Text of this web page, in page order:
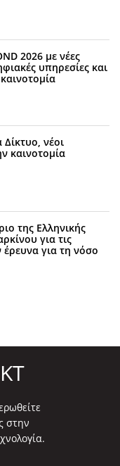
2026 με νέες
υπηρεσίες και
Δίκτυο, νέοι
καινοτομία
της Ελληνικής
για τις
έρευνα για τη νόσο
στην